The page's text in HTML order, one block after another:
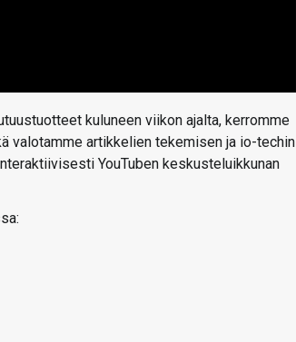
kuluneen viikon ajalta, kerromme
valotamme artikkelien tekemisen ja io-techin
YouTuben keskusteluikkunan